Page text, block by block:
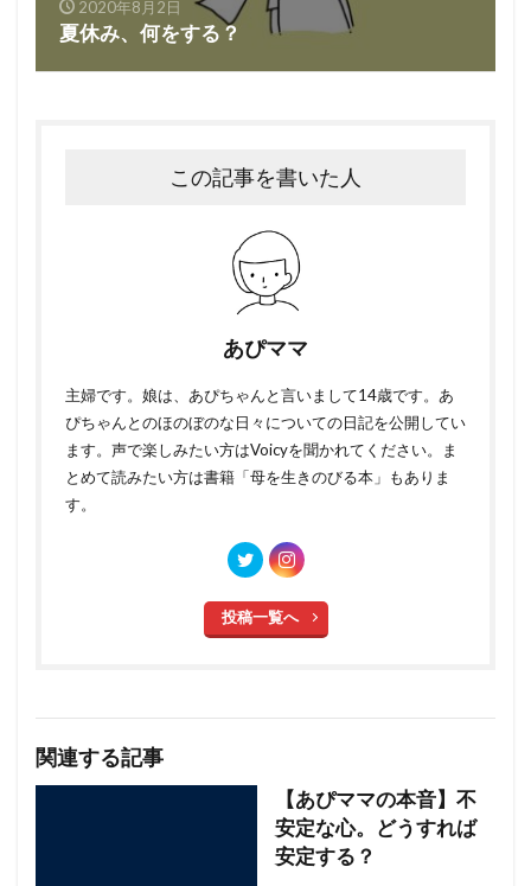
2020年8月2日
夏休み、何をする？
この記事を書いた人
あぴママ
主婦です。娘は、あぴちゃんと言いまして14歳です。あ
ぴちゃんとのほのぼのな日々についての日記を公開してい
ます。声で楽しみたい方はVoicyを聞かれてください。ま
とめて読みたい方は書籍「母を生きのびる本」もありま
す。
投稿一覧へ
関連する記事
【あぴママの本音】不
安定な心。どうすれば
安定する？